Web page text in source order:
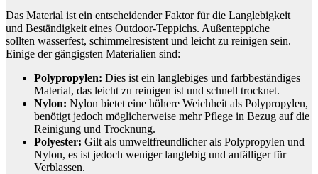
Das Material ist ein entscheidender Faktor für die Langlebigkeit
und Beständigkeit eines Outdoor-Teppichs. Außenteppiche
sollten wasserfest, schimmelresistent und leicht zu reinigen sein.
Einige der gängigsten Materialien sind:
Polypropylen: Dies ist ein langlebiges und farbbeständiges
Material, das leicht zu reinigen ist und schnell trocknet.
Nylon: Nylon bietet eine höhere Weichheit als Polypropylen,
benötigt jedoch möglicherweise mehr Pflege in Bezug auf die
Reinigung und Trocknung.
Polyester: Gilt als umweltfreundlicher als Polypropylen und
Nylon, es ist jedoch weniger langlebig und anfälliger für
Verblassen.